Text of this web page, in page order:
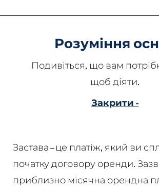
Розуміння
Подивіться, що вам
щоб діяти.
Закрити -
Застава – це платіж, який ви
початку договору оренди.
приблизно місячна орендна